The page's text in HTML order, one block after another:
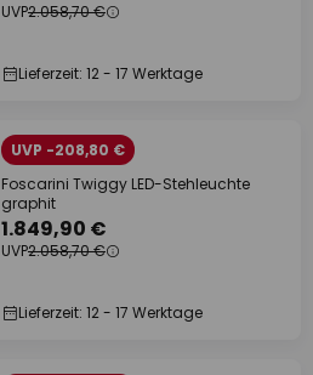
UVP2.058,70 €
Lieferzeit: 12 - 17 Werktage
UVP -208,80 €
Foscarini Twiggy LED-Stehleuchte
graphit
1.849,90 €
UVP2.058,70 €
Lieferzeit: 12 - 17 Werktage